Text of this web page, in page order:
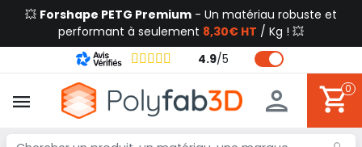
💥 Forshape PETG Premium - Un matériau robuste et
performant à seulement 8,30€ HT / Kg ! 💥
4.9/5
0